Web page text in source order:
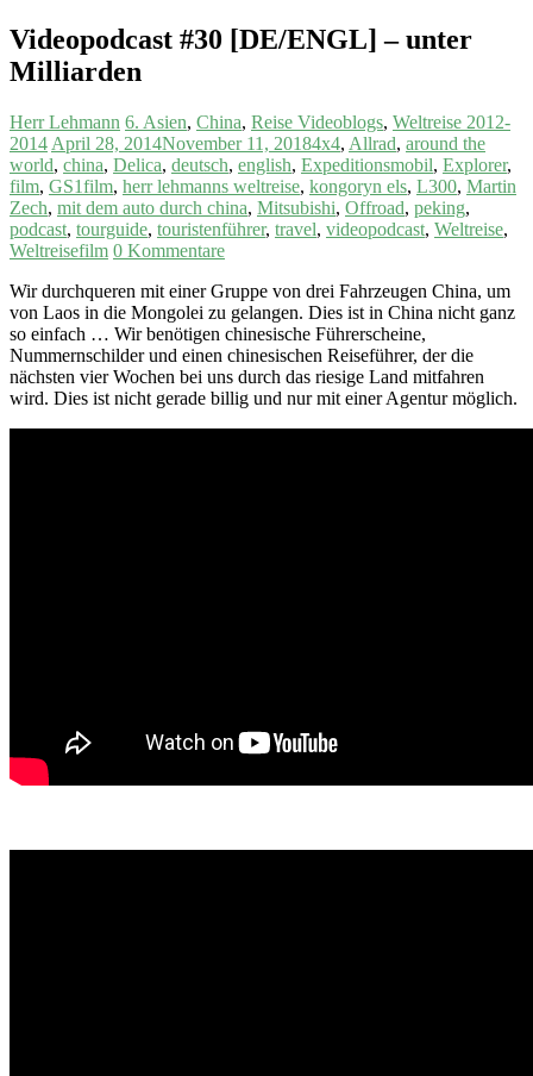
Videopodcast #30 [DE/ENGL] – unter
Milliarden
Herr Lehmann 6. Asien, China, Reise Videoblogs, Weltreise 2012-
2014 April 28, 2014November 11, 20184x4, Allrad, around the
world, china, Delica, deutsch, english, Expeditionsmobil, Explorer,
film, GS1film, herr lehmanns weltreise, kongoryn els, L300, Martin
Zech, mit dem auto durch china, Mitsubishi, Offroad, peking,
podcast, tourguide, touristenführer, travel, videopodcast, Weltreise,
Weltreisefilm 0 Kommentare
Wir durchqueren mit einer Gruppe von drei Fahrzeugen China, um
von Laos in die Mongolei zu gelangen. Dies ist in China nicht ganz
so einfach … Wir benötigen chinesische Führerscheine,
Nummernschilder und einen chinesischen Reiseführer, der die
nächsten vier Wochen bei uns durch das riesige Land mitfahren
wird. Dies ist nicht gerade billig und nur mit einer Agentur möglich.